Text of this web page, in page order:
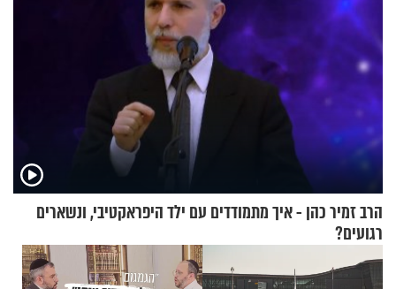
הרב זמיר כהן - איך מתמודדים עם ילד היפראקטיבי, ונשארים
רגועים?